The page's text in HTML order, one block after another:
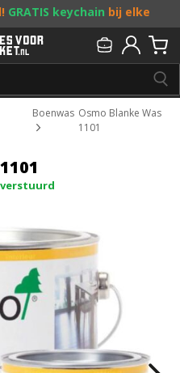
GRATIS keychain bij elke
acties! Doe je mee?
00 01
Boenwas Osmo Blanke Was
1101
verstuurd